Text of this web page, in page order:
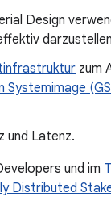
Design
zum
Systemimage
und Latenz.
und im
Distributed